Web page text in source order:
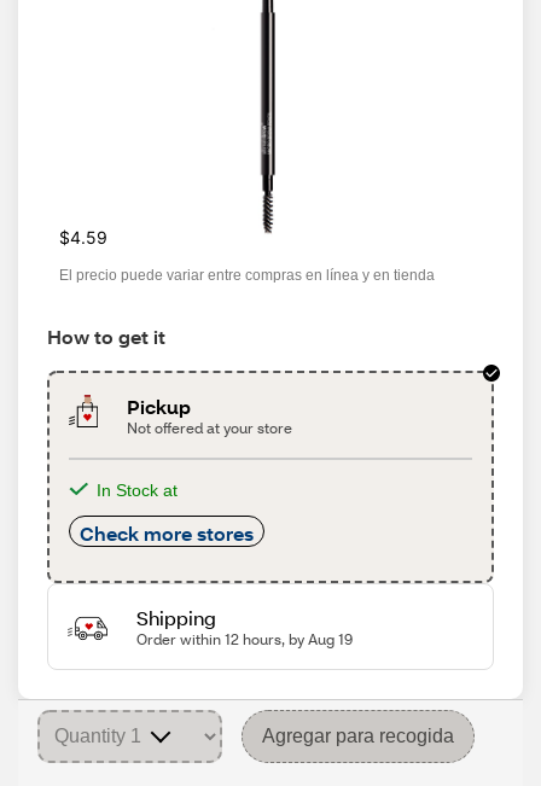
$4.59
El precio puede variar entre compras en línea y en tienda
How to get it
Pickup
Not offered at your store
In Stock at
Check more stores
Shipping
Order within 12 hours, by Aug 19
Agregar para recogida